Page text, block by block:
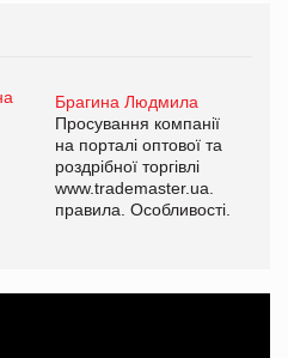
Брагина Людмила
Просування компанії
на порталі оптової та
роздрібної торгівлі
www.trademaster.ua.
правила. Особливості.